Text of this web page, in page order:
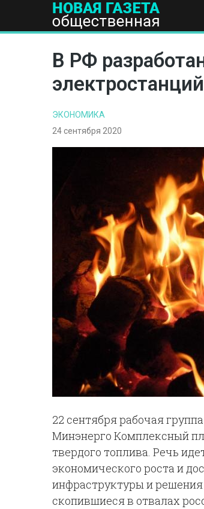
ПОЛИТИКА ОБЩЕСТВО ЭКОНОМИКА
В РФ
ЭКОНОМИКА
24 сентября 2020
22 сентября рабочая
Минэнерго Комплексный
твердого топлива. Речь
экономического роста и
инфраструктуры и
скопившиеся в отвалах